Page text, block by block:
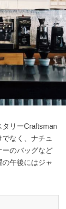
リーCraftsman
なく、ナチュ
ーのバッグなど
午後にはジャ